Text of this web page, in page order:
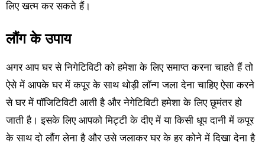
लिए खत्म कर सकते हैं।
लौंग के उपाय
अगर आप घर से निगेटिविटी को हमेशा के लिए समाप्त करना चाहते हैं तो
ऐसे में आपके घर में कपूर के साथ थोड़ी लॉन्ग जला देना चाहिए ऐसा करने
से घर में पॉजिटिविटी आती है और नेगेटिविटी हमेशा के लिए छूमंतर हो
जाती है। इसके लिए आपको मिट्टी के दीए में या किसी धूप दानी में कपूर
के साथ दो लौंग लेना है और उसे जलाकर घर के हर कोने में दिखा देना है